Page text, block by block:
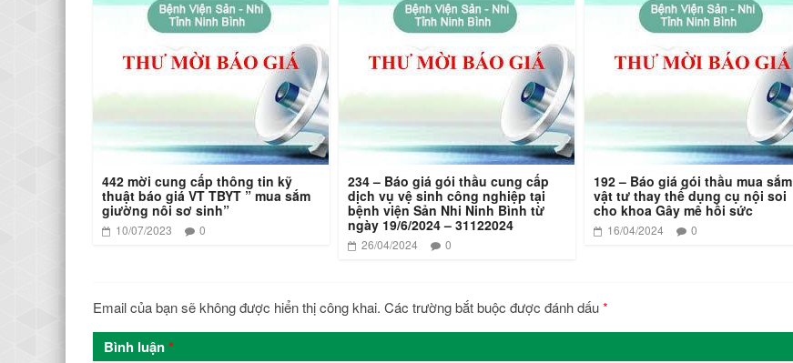
442 mời cung cấp thông tin kỹ
thuật báo giá VT TBYT ” mua sắm
giường nôi sơ sinh”
10/07/2023 0
234 – Báo giá gói thầu cung cấp
dịch vụ vệ sinh công nghiệp tại
bệnh viện Sản Nhi Ninh Bình từ
ngày 19/6/2024 – 31122024
26/04/2024 0
192 – Báo giá gói thầu mua sắm
vật tư thay thế dụng cụ nội soi
cho khoa Gây mê hồi sức
16/04/2024 0
Email của bạn sẽ không được hiển thị công khai. Các trường bắt buộc được đánh dấu*
Bình luận*